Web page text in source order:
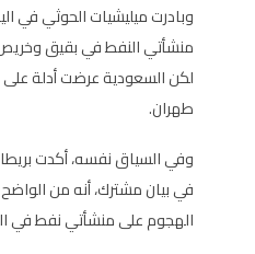
وبادرت ميليشيات الحوثي في
لكن السعودية عرضت أدلة على
طهران.
وفي السياق نفسه، أكدت
في بيان مشترك، أنه من
الهجوم على منشأتي نفط في